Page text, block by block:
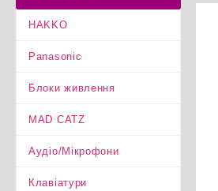
HAKKO
Panasonic
Блоки живлення
MAD CATZ
Аудіо/Мікрофони
Клавіатури